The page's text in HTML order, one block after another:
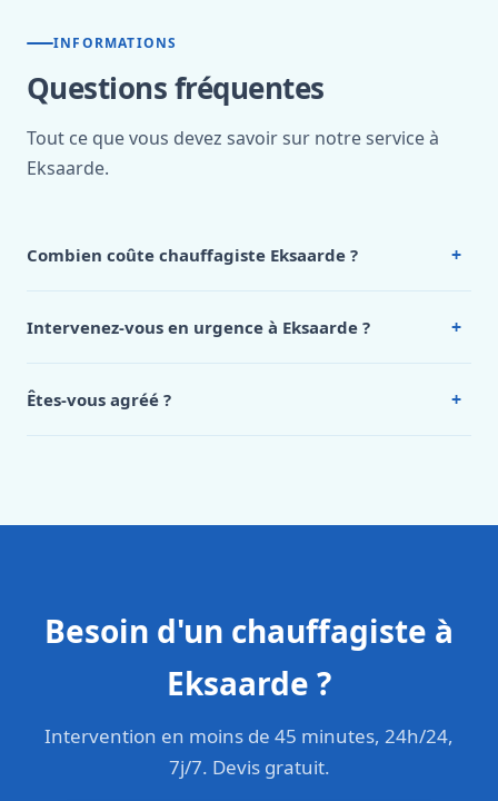
INFORMATIONS
Questions fréquentes
Tout ce que vous devez savoir sur notre service à
Eksaarde.
Combien coûte chauffagiste Eksaarde ? +
Eksaarde, appelez le 0472 53 24 26.
Intervenez-vous en urgence à Eksaarde ? +
Êtes-vous agréé ? +
Besoin d'un chauffagiste à
Eksaarde ?
Intervention en moins de 45 minutes, 24h/24,
7j/7. Devis gratuit.